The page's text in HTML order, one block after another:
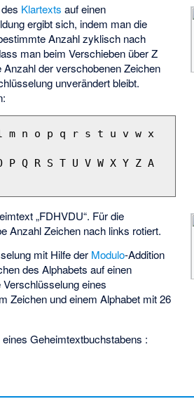
Klartexts auf einen
ergibt sich, indem man die
Anzahl zyklisch nach
man beim Verschieben über Z
der verschobenen Zeichen
unverändert bleibt.
n o p q r s t u v w x
Q R S T U V W X Y Z A
„FDHVDU“. Für die
Anzahl Zeichen nach links rotiert.
mit Hilfe der Modulo-Addition
des Alphabets auf einen
Verschlüsselung eines
Zeichen und einem Alphabet mit 26
Geheimtextbuchstabens :